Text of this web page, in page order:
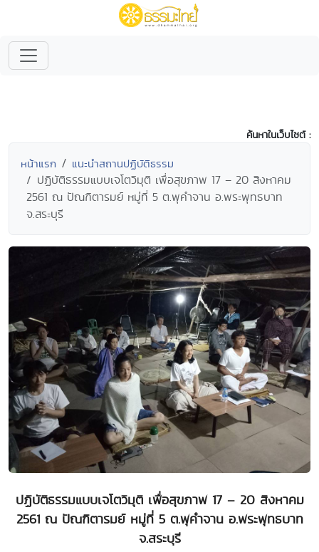
ค้นหาในเว็บไซต์ :
หน้าแรก แนะนำสถานปฏิบัติธรรม
ปฏิบัติธรรมแบบเจโตวิมุติ เพื่อสุขภาพ 17 – 20 สิงหาคม
2561 ณ ปัณฑิตารมย์ หมู่ที่ 5 ต.พุคำจาน อ.พระพุทธบาท
จ.สระบุรี
ปฏิบัติธรรมแบบเจโตวิมุติ เพื่อสุขภาพ 17 – 20 สิงหาคม
2561 ณ ปัณฑิตารมย์ หมู่ที่ 5 ต.พุคำจาน อ.พระพุทธบาท
จ.สระบุรี